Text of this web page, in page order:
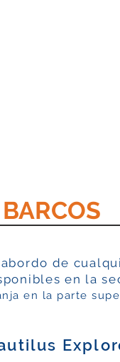
BARCOS
de
en la
en la parte